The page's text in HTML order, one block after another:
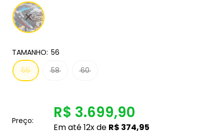
TAMANHO: 56
56
58 60
Preço: R$ 3.699,90
Em até 12x de R$ 374,95